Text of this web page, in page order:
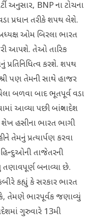
અનુસાર, BNP ના ટોચના
પ્રધાન તરીકે શપથ લેશે.
ઓમ બિરલા ભારત
આપશે. તેઓ તારિક
કરશે. શપથ
પણ તેમની સાથે હાજર
બળવા બાદ ભૂતપૂર્વ વડા
આવ્યા પછી બાંગ્લાદેશ
હસીના ભારત ભાગી
તેમનું પ્રત્યાર્પણ કરવા
તાજેતરની
બનાવ્યા છે.
કહ્યું કે સરકાર ભારત
તેમણે ભારપૂર્વક જણાવ્યું
ગુરુવારે 13મી